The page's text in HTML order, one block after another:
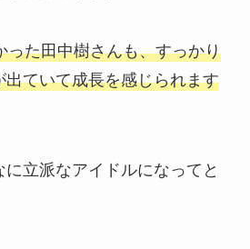
った田中樹さんも、すっかり
ていて成長を感じられます
に立派なアイドルになってと